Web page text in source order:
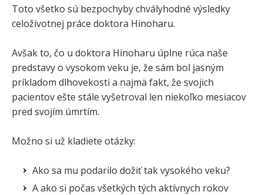
Toto všetko sú bezpochyby chvályhodné výsledky
celoživotnej práce doktora Hinoharu.
Avšak to, čo u doktora Hinoharu úplne rúca naše
predstavy o vysokom veku je, že sám bol jasným
príkladom dlhovekosti a najmä fakt, že svojich
pacientov ešte stále vyšetroval len niekoľko mesiacov
pred svojím úmrtím.
Možno si už kladiete otázky:
Ako sa mu podarilo dožiť tak vysokého veku?
A ako si počas všetkých tých aktívnych rokov